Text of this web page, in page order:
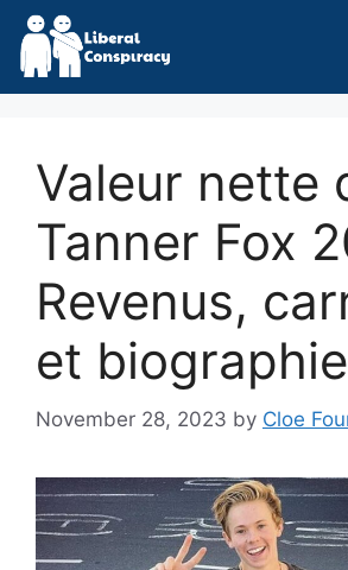
Skip
content
Valeur nette
Tanner Fox
Revenus,
et biographie
November 28, 2023 by Cloe